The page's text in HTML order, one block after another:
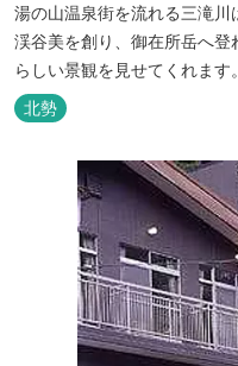
湯の山温泉街を流れる三滝
渓谷美を創り、御在所岳へ
らしい景観を見せてくれま
こだわり、お客様に四季の織
りあいをお届けいたします。
北勢